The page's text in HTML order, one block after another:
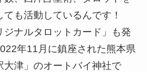
も活動しているんです！
ジナルタロットカード」も発
年11月に鎮座された熊本県
大津」のオートバイ神社で